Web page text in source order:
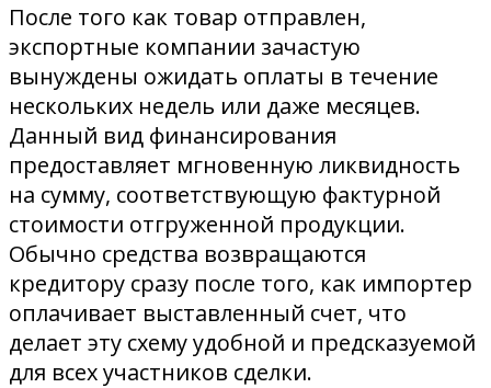
После того как товар отправлен,
экспортные компании зачастую
вынуждены ожидать оплаты в течение
нескольких недель или даже месяцев.
Данный вид финансирования
предоставляет мгновенную ликвидность
на сумму, соответствующую фактурной
стоимости отгруженной продукции.
Обычно средства возвращаются
кредитору сразу после того, как импортер
оплачивает выставленный счет, что
делает эту схему удобной и предсказуемой
для всех участников сделки.